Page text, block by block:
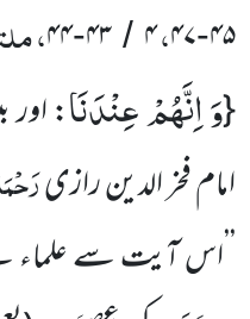
۴۵-۴۷،۴ / ۴۳-۴۴،
{وَ اِنَّهُمْ عِنْدَنَا:
امام فخر الدین رازی
’’اس آیت سے علماء